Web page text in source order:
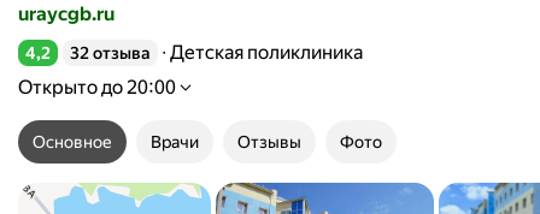
uraycgb.ru
Рейтинг 4,2 из 5
4,2 32 отзыва
Детская поликлиника
Открыто до 20:00
Основное Врачи Отзывы Фото